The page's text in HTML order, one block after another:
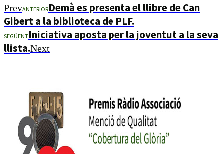
PrevANTERIORDemà es presenta el llibre de Can
Gibert a la biblioteca de PLF.
SEGÜENTIniciativa aposta per la joventut a la seva
llista.Next